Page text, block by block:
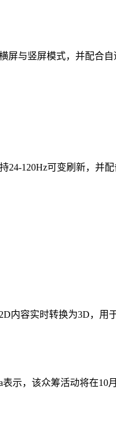
屏与竖屏模式，并配合
120Hz可变刷新，并配
内容实时转换为3D，用
示，该众筹活动将在10月